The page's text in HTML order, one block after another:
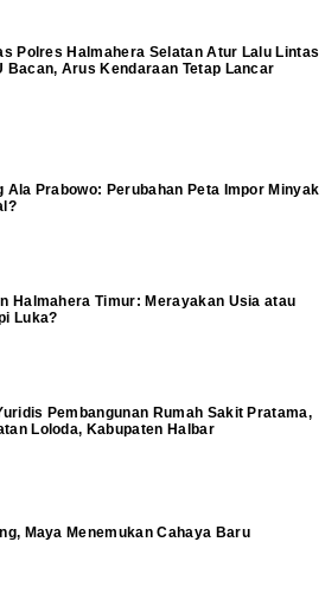
Polres Halmahera Selatan Atur Lalu Lintas
Bacan, Arus Kendaraan Tetap Lancar
Ala Prabowo: Perubahan Peta Impor Minyak
Halmahera Timur: Merayakan Usia atau
Luka?
Pembangunan Rumah Sakit Pratama,
Loloda, Kabupaten Halbar
Maya Menemukan Cahaya Baru